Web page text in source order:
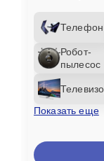
Телефон
Робот-
пылесос
Показать еще